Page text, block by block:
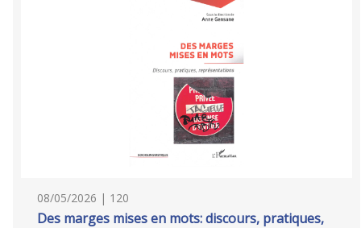
08/05/2026 | 120
Des marges mises en mots: discours, pratiques,